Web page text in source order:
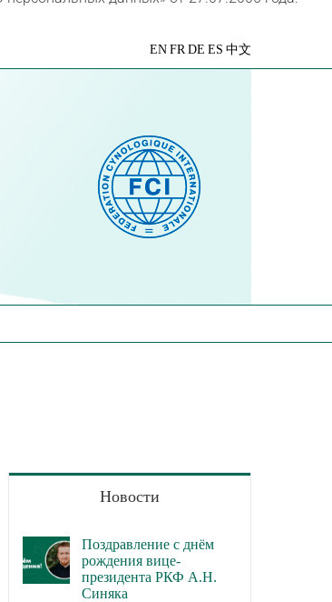
Яндекс
EN FR DE ES 中文
Новости
Поздравление с днём
рождения вице-
президента РКФ А.Н.
Синяка